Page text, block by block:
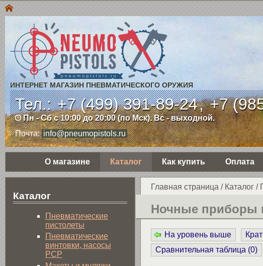
ИНТЕРНЕТ МАГАЗИН ПНЕВМАТИЧЕСКОГО ОРУЖИЯ
Тел.:+7 (499) 391-89-24,+7
Пн - Сб с 10:00 до 20:00 (по Мск). Вс - выходной.
Почта: info@pneumopistols.ru
О магазине Каталог Как купить Оплата
Главная страница / Каталог/
Ночные приборы
На уровень выше
Сравнительная таблица (0)
Каталог
Пнев­ма­ти­чес­кие
пистолеты
Пневматические
винтовки, насосы
PCP